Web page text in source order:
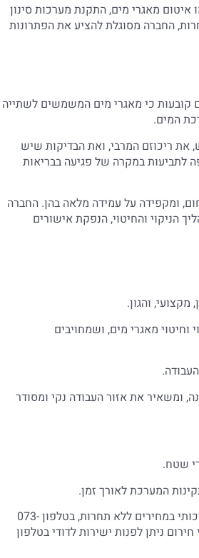
מאגרי מים, התקנת מערכות סינון
החברה מסוגלת להציע את הפתרונות
קובעות כי מאגרי מים המשמשים לשתייה
המים.
את ריכוזם המרבי, ואת הבדיקות שיש
לתביעות במקרה של פגיעה בבריאות
ומקפידה על עמידה מלאה בהן. החברה
הניקוי והחיטוי, הנפקת אישורים
והגון.
מאגרי מים, ושמחויבים
ומשאיר את אזור העבודה נקי ומסודר
שטח.
המערכת לאורך זמן.
פנו עוד היום לקבוצת דודי מערכות ומשאבות מים, המובילה בתחום ויבואנית של ציוד איכותי במחירים ללא תחרות, בטלפון 073-
ניתן לפנות ישירות לדודי בטלפון